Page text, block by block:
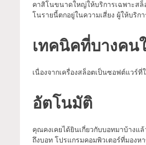
คาสิโนขนาดใหญ่ให้บริการเฉพาะส
โนรายนี้ตกอยู่ในความเสี่ยง ผู้ให้บริ
เทคนิคที่บางคน
เนื่องจากเครื่องสล็อตเป็นซอฟต์แวร์
อัตโนมัติ
คุณคงเคยได้ยินเกี่ยวกับบอทมาบ้างแ
ถึงบอท โปรแกรมคอมพิวเตอร์ที่มองห